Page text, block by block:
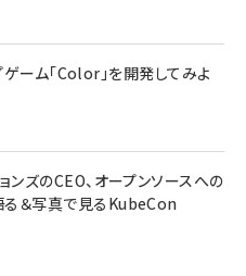
ゲーム「Color」を開発してみよ
ンズのCEO、オープンソースへの
る＆写真で見るKubeCon